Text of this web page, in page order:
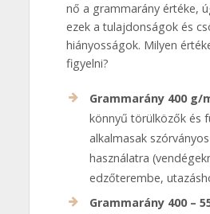
nő a grammarány értéke,
ezek a tulajdonságok és
hiányosságok. Milyen
figyelni?
Grammarány 400 g/
könnyű törülközők és
alkalmasak
használatra
edzőterembe,
Grammarány 400 –